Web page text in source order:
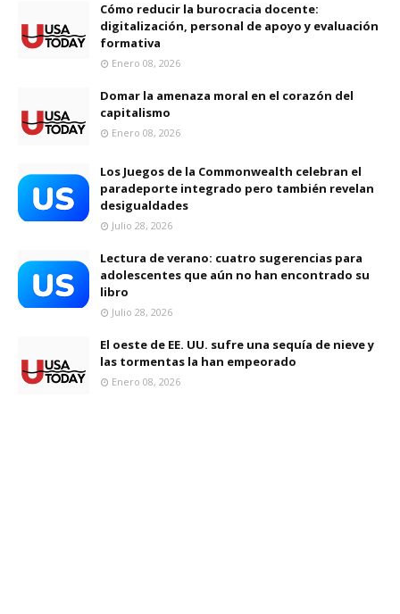
Cómo reducir la burocracia docente:
digitalización, personal de apoyo y evaluación
formativa
Enero 08, 2026
Domar la amenaza moral en el corazón del
capitalismo
Enero 08, 2026
Los Juegos de la Commonwealth celebran el
paradeporte integrado pero también revelan
desigualdades
Julio 28, 2026
Lectura de verano: cuatro sugerencias para
adolescentes que aún no han encontrado su
libro
Julio 28, 2026
El oeste de EE. UU. sufre una sequía de nieve y
las tormentas la han empeorado
Enero 08, 2026